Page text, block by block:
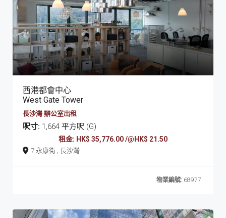
西港都會中心
West Gate Tower
長沙灣 辦公室出租
呎寸: 1,664 平方呎 (G)
租金: HK$ 35,776.00 /@HK$ 21.50
7 永康街 , 長沙灣
物業編號: 68977